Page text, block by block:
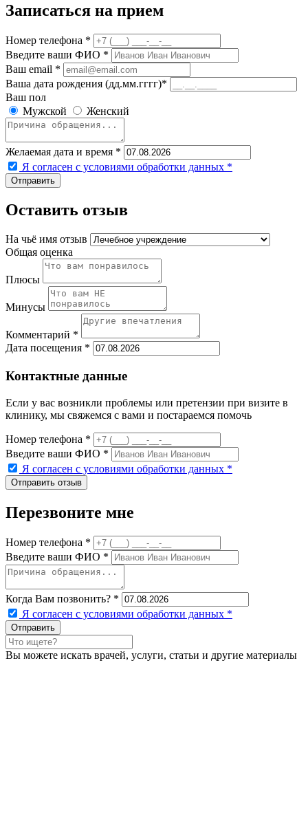
Записаться на прием
Номер телефона *
Введите ваши ФИО *
Ваш email *
Ваша дата рождения (дд.мм.гггг)*
Ваш пол
Мужской
Женский
Желаемая дата и время *
Я согласен с условиями обработки данных *
Оставить отзыв
На чьё имя отзыв
Общая оценка
Плюсы
Минусы
Комментарий *
Дата посещения *
Контактные данные
Если у вас возникли проблемы или претензии при визите в
клинику, мы свяжемся с вами и постараемся помочь
Номер телефона *
Введите ваши ФИО *
Я согласен с условиями обработки данных *
Перезвоните мне
Номер телефона *
Введите ваши ФИО *
Когда Вам позвонить? *
Я согласен с условиями обработки данных *
Вы можете искать врачей, услуги, статьи и другие материалы